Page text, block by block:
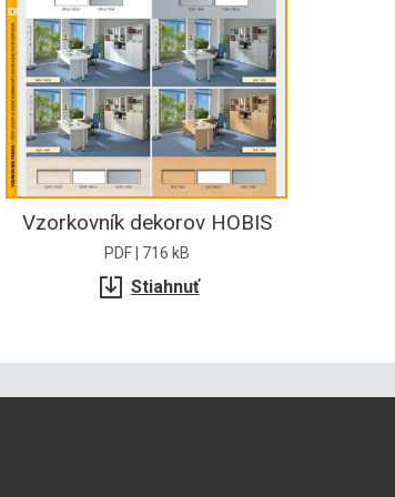
Vzorkovník dekorov HOBIS
PDF | 716 kB
Stiahnuť